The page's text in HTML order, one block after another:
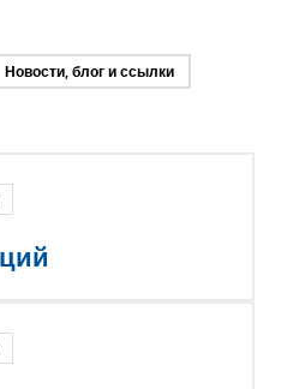
Новости, блог и ссылки